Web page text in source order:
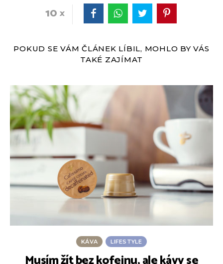
10
POKUD SE VÁM ČLÁNEK LÍBIL, MOHLO BY VÁS
TAKÉ ZAJÍMAT
KÁVA LIFESTYLE